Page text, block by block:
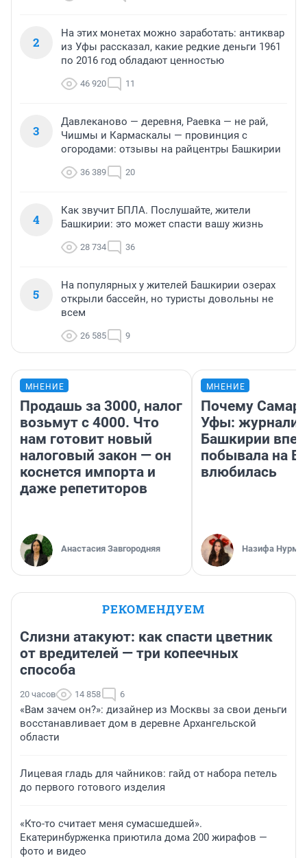
2
На этих монетах можно заработать: антиквар
из Уфы рассказал, какие редкие деньги 1961
по 2016 год обладают ценностью
46 920 11
3
Давлеканово — деревня, Раевка — не рай,
Чишмы и Кармаскалы — провинция с
огородами: отзывы на райцентры Башкирии
36 389 20
4
Как звучит БПЛА. Послушайте, жители
Башкирии: это может спасти вашу жизнь
28 734 36
5
На популярных у жителей Башкирии озерах
открыли бассейн, но туристы довольны не
всем
26 585 9
МНЕНИЕ
Продашь за 3000, налог
возьмут с 4000. Что
нам готовит новый
налоговый закон — он
коснется импорта и
даже репетиторов
Анастасия Завгородняя
МНЕНИЕ
Почему
Уфы:
Башкирии
побывала на
влюбилась
Назифа
РЕКОМЕНДУЕМ
Слизни атакуют: как спасти цветник
от вредителей — три копеечных
способа
20 часов 14 858 6
«Вам зачем он?»: дизайнер из Москвы за свои деньги
восстанавливает дом в деревне Архангельской
области
Лицевая гладь для чайников: гайд от набора петель
до первого готового изделия
«Кто-то считает меня сумасшедшей».
Екатеринбурженка приютила дома 200 жирафов —
фото и видео